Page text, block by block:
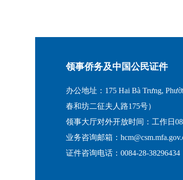
领事侨务及中国公民证件
办公地址：175 Hai Bà Trưng,
春和坊二征夫人路175号）
领事大厅对外开放时间：工作日
业务咨询邮箱：
证件咨询电话：0084-28-38296434